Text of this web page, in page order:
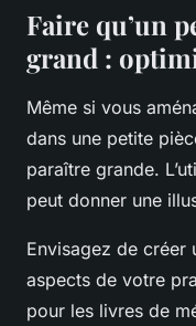
Faire qu’un
grand :
Même si vous
dans une petite
paraître grande.
peut donner une
Envisagez de créer
aspects de votre
pour les livres de